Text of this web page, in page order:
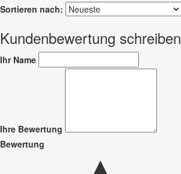
Sortieren nach:
Kundenbewertung schreiben
Ihr Name
Ihre Bewertung
Bewertung